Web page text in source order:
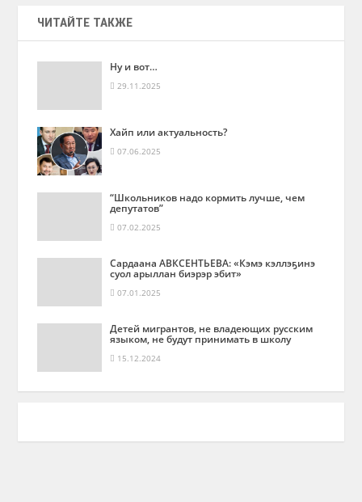
ЧИТАЙТЕ ТАКЖЕ
Ну и вот…
29.11.2025
Хайп или актуальность?
07.06.2025
“Школьников надо кормить лучше, чем
депутатов”
07.02.2025
Сардаана АВКСЕНТЬЕВА: «Кэмэ кэллэҕинэ
суол арыллан биэрэр эбит»
07.01.2025
Детей мигрантов, не владеющих русским
языком, не будут принимать в школу
15.12.2024